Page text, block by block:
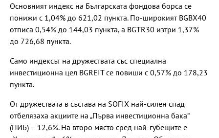
Основният индекс на Българската фондова борса се
понижи с 1,04% до 621,02 пункта. По-широкият BGBX40
отписа 0,54% до 144,03 пункта, а BGTR30 изтри 1,37%
до 726,68 пункта.
Само индексът на дружествата със специална
инвестиционна цел BGREIT се повиши с 0,57% до 178,23
пункта.
От дружествата в състава на SOFIX най-силен спад
отбелязаха акциите на „Първа инвестиционна бака“
(ПИБ) – 12,6%. На второ място сред най-губещите е